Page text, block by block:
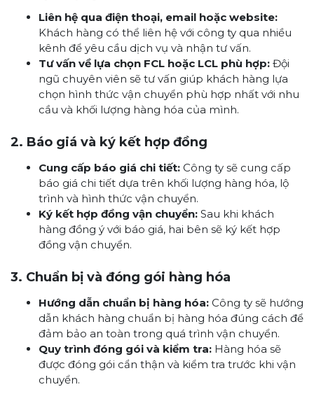
Liên hệ qua điện thoại, email hoặc website:
Khách hàng có thể liên hệ với công ty qua nhiều
kênh để yêu cầu dịch vụ và nhận tư vấn.
Tư vấn về lựa chọn FCL hoặc LCL phù hợp: Đội
ngũ chuyên viên sẽ tư vấn giúp khách hàng lựa
chọn hình thức vận chuyển phù hợp nhất với nhu
cầu và khối lượng hàng hóa của mình.
2. Báo giá và ký kết hợp đồng
Cung cấp báo giá chi tiết: Công ty sẽ cung cấp
báo giá chi tiết dựa trên khối lượng hàng hóa, lộ
trình và hình thức vận chuyển.
Ký kết hợp đồng vận chuyển: Sau khi khách
hàng đồng ý với báo giá, hai bên sẽ ký kết hợp
đồng vận chuyển.
3. Chuẩn bị và đóng gói hàng hóa
Hướng dẫn chuẩn bị hàng hóa: Công ty sẽ hướng
dẫn khách hàng chuẩn bị hàng hóa đúng cách để
đảm bảo an toàn trong quá trình vận chuyển.
Quy trình đóng gói và kiểm tra: Hàng hóa sẽ
được đóng gói cẩn thận và kiểm tra trước khi vận
chuyển.